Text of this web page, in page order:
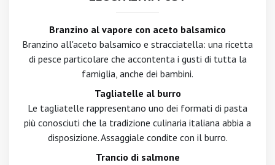
Branzino al vapore con aceto balsamico
Branzino all'aceto balsamico e stracciatella: una ricetta
di pesce particolare che accontenta i gusti di tutta la
famiglia, anche dei bambini.
Tagliatelle al burro
Le tagliatelle rappresentano uno dei formati di pasta
più conosciuti che la tradizione culinaria italiana abbia a
disposizione. Assaggiale condite con il burro.
Trancio di salmone